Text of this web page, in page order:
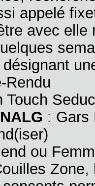
appelé
avec
Rendu
Touch
: Gars
ou